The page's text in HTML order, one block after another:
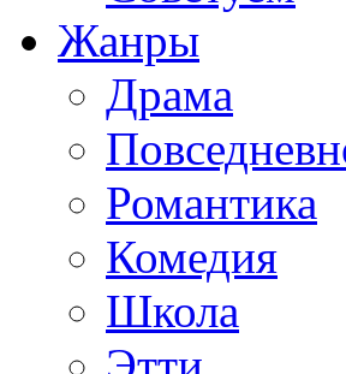
Жанры
Драма
Романтика
Комедия
Школа